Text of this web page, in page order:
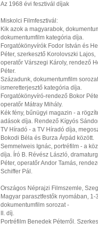
Az 1968 évi fesztivál díjak
Miskolci Filmfesztivál:
Kik azok a magyarabok,
dokumentumfilm kategória díja.
Forgatókönyvírók Fodor István és
Péter, szerkesztő Korolovszki Lajos,
operatőr Várszegi Károly, rendező
Péter.
Századunk, dokumentumfilm
ismeretterjesztő kategória díja.
Forgatókönyvíró-rendező Bokor
operatőr Mátray Mihály.
Kék fény, bűnügyi magazin - a
adások díja. Rendező Kígyós
TV Híradó - a TV Híradó díja,
Bokodi Béla és Burza Árpád között.
Semmelweis Ignác, portréfilm - a
díja. Író B. Révész László,
Péter, operatőr Andor Tamás,
Schiffer Pál.
Országos Néprajzi Filmszemle,
Magyar parasztfestők nyomában, 1-
dokumentumfilm sorozat -
II. díj.
Portréfilm Benedek Péterről.